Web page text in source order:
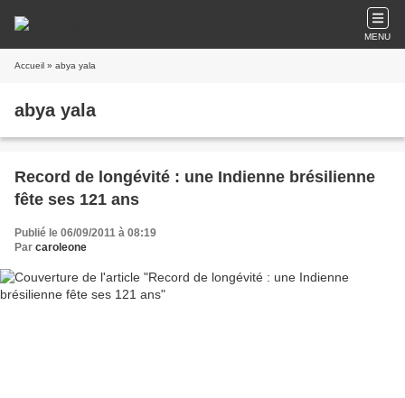
MENU
Accueil » abya yala
abya yala
Record de longévité : une Indienne brésilienne
fête ses 121 ans
Publié le 06/09/2011 à 08:19
Par caroleone